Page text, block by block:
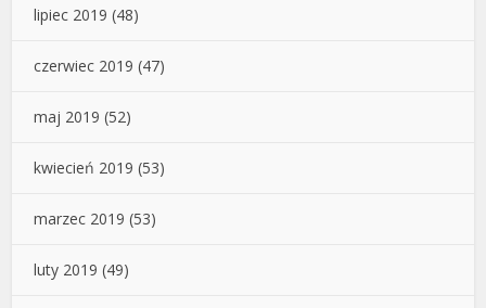
lipiec 2019 (48)
czerwiec 2019 (47)
maj 2019 (52)
kwiecień 2019 (53)
marzec 2019 (53)
luty 2019 (49)